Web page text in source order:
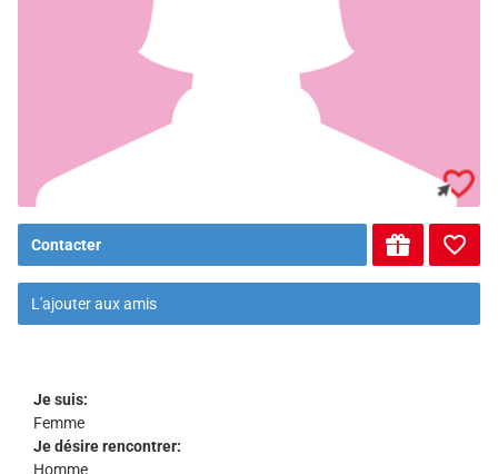
Contacter
L'ajouter aux amis
Je suis:
Femme
Je désire rencontrer:
Homme